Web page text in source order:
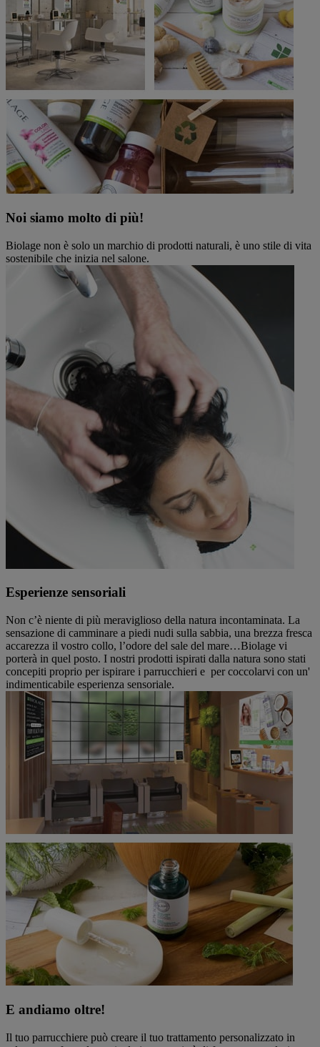
Noi siamo molto di più!
Biolage non è solo un marchio di prodotti naturali, è uno stile di vita
sostenibile che inizia nel salone.
Esperienze sensoriali
Non c’è niente di più meraviglioso della natura incontaminata. La
sensazione di camminare a piedi nudi sulla sabbia, una brezza fresca
accarezza il vostro collo, l’odore del sale del mare…Biolage vi
porterà in quel posto. I nostri prodotti ispirati dalla natura sono stati
concepiti proprio per ispirare i parrucchieri e per coccolarvi con un'
indimenticabile esperienza sensoriale.
E andiamo oltre!
Il tuo parrucchiere può creare il tuo trattamento personalizzato in